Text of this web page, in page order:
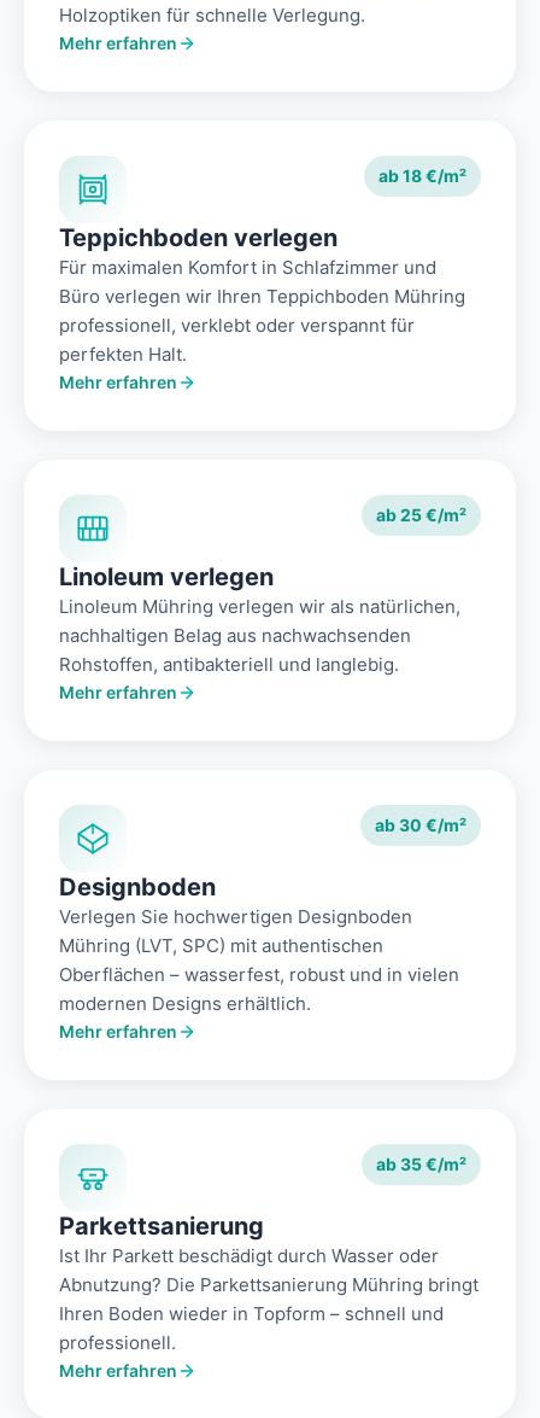
Holzoptiken für schnelle Verlegung.
Mehr erfahren
ab 18 €/m²
Teppichboden verlegen
Für maximalen Komfort in Schlafzimmer und
Büro verlegen wir Ihren Teppichboden Mühring
professionell, verklebt oder verspannt für
perfekten Halt.
Mehr erfahren
ab 25 €/m²
Linoleum verlegen
Linoleum Mühring verlegen wir als natürlichen,
nachhaltigen Belag aus nachwachsenden
Rohstoffen, antibakteriell und langlebig.
Mehr erfahren
ab 30 €/m²
Designboden
Verlegen Sie hochwertigen Designboden
Mühring (LVT, SPC) mit authentischen
Oberflächen – wasserfest, robust und in vielen
modernen Designs erhältlich.
Mehr erfahren
ab 35 €/m²
Parkettsanierung
Ist Ihr Parkett beschädigt durch Wasser oder
Abnutzung? Die Parkettsanierung Mühring bringt
Ihren Boden wieder in Topform – schnell und
professionell.
Mehr erfahren